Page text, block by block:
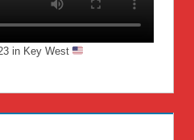
in Key West